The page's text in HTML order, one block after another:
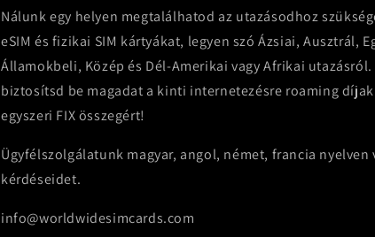
Nálunk egy helyen megtalálhatod az utazásodhoz
eSIM és fizikai SIM kártyákat, legyen szó Ázsiai, Ausztrál,
Államokbeli, Közép és Dél-Amerikai vagy Afrikai
biztosítsd be magadat a kinti internetezésre roaming
egyszeri FIX összegért!
Ügyfélszolgálatunk magyar, angol, német, francia nyelven
kérdéseidet.
info@worldwidesimcards.com